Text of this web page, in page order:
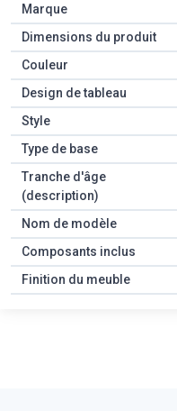
Marque
Dimensions du produit
Couleur
Design de tableau
Style
Type de base
Tranche d'âge
(description)
Nom de modèle
Composants inclus
Finition du meuble